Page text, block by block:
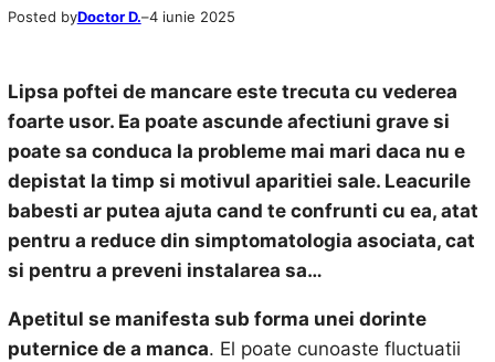
Posted byDoctor D.–4 iunie 2025
Lipsa poftei de mancare este trecuta cu vederea
foarte usor. Ea poate ascunde afectiuni grave si
poate sa conduca la probleme mai mari daca nu e
depistat la timp si motivul aparitiei sale. Leacurile
babesti ar putea ajuta cand te confrunti cu ea, atat
pentru a reduce din simptomatologia asociata, cat
si pentru a preveni instalarea sa…
Apetitul se manifesta sub forma unei dorinte
puternice de a manca. El poate cunoaste fluctuatii